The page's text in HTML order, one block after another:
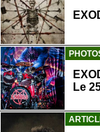
Le